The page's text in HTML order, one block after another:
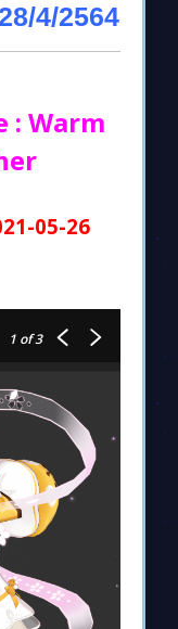
4/2564
: Warm
05-26
1 of 3